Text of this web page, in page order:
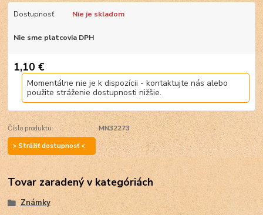
Dostupnosť Nie je skladom
Nie sme platcovia DPH
1,10 €
Momentálne nie je k dispozícii - kontaktujte nás alebo
použite stráženie dostupnosti nižšie.
Číslo produktu:
MN32273
> Strážiť dostupnosť <
Tovar zaradený v kategóriách
Známky